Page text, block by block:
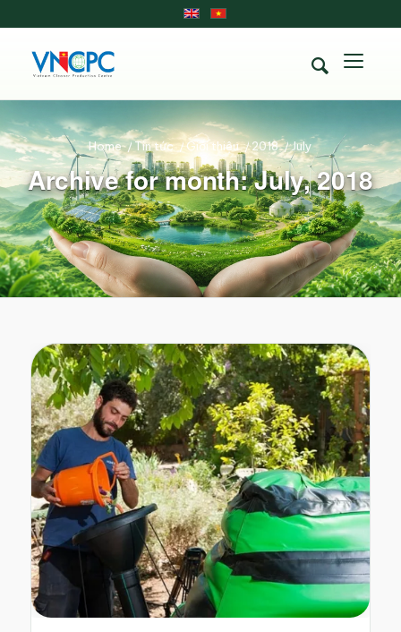
Archive for month: July, 2018
Home / Tin tức /Giới thiệu /2018 /July